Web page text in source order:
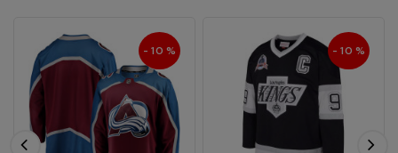
- 10 % - 10 %